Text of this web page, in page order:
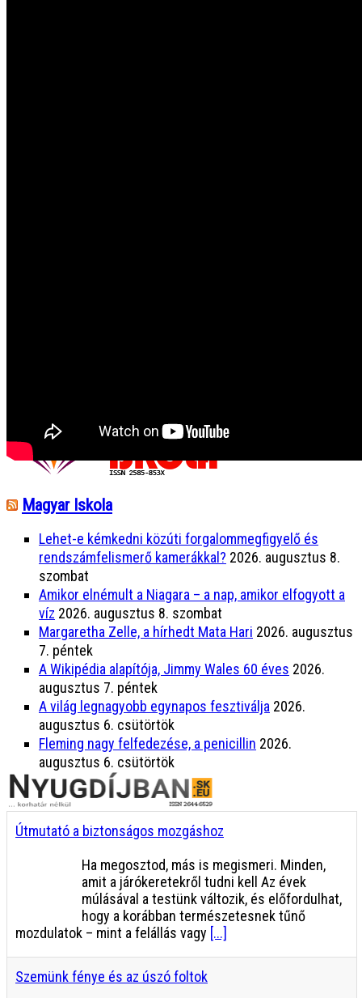
Magyar Iskola
Lehet-e kémkedni közúti forgalommegfigyelő és
rendszámfelismerő kamerákkal? 2026. augusztus 8.
szombat
Amikor elnémult a Niagara – a nap, amikor elfogyott a
víz 2026. augusztus 8. szombat
Margaretha Zelle, a hírhedt Mata Hari 2026. augusztus
7. péntek
A Wikipédia alapítója, Jimmy Wales 60 éves 2026.
augusztus 7. péntek
A világ legnagyobb egynapos fesztiválja 2026.
augusztus 6. csütörtök
Fleming nagy felfedezése, a penicillin 2026.
augusztus 6. csütörtök
Útmutató a biztonságos mozgáshoz
Ha megosztod, más is megismeri. Minden,
amit a járókeretekről tudni kell Az évek
múlásával a testünk változik, és előfordulhat,
hogy a korábban természetesnek tűnő
mozdulatok – mint a felállás vagy [...]
Szemünk fénye és az úszó foltok